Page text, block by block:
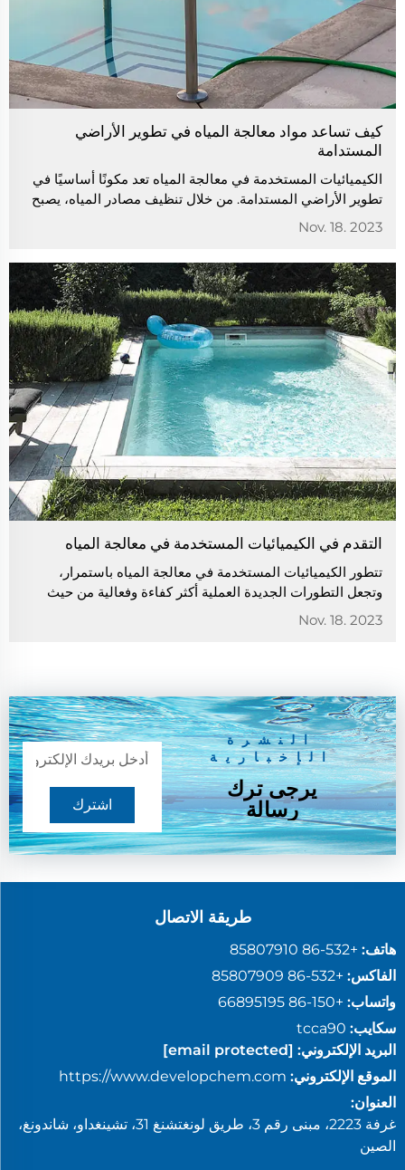
كيف تساعد مواد معالجة المياه في تطوير الأراضي
المستدامة
الكيميائيات المستخدمة في معالجة المياه تعد مكونًا أساسيًا في
تطوير الأراضي المستدامة. من خلال تنظيف مصادر المياه، يصبح
من السهل حفظ واستعادة الأراضي. استخدام الكيميائيات يقلل
Nov. 18. 2023
التقدم في الكيميائيات المستخدمة في معالجة المياه
تتطور الكيميائيات المستخدمة في معالجة المياه باستمرار،
وتجعل التطورات الجديدة العملية أكثر كفاءة وفعالية من حيث
التكلفة. هناك الكثير من البحث والتطوير الجاريين في مجال
Nov. 18. 2023
النشرة
الإخبارية
يرجى ترك
رسالة
اشترك
طريقة الاتصال
هاتف: +86-532 85807910
الفاكس: +86-532 85807909
واتساب: +86-150 66895195
سكايب: tcca90
البريد الإلكتروني: [email protected]
الموقع الإلكتروني: https://www.developchem.com
العنوان:
غرفة 2223، مبنى رقم 3، طريق لونغتشنغ 31، تشينغداو، شاندونغ،
الصين